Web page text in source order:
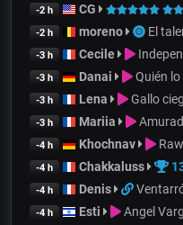
-2 h CG
-2 h moreno El
-3 h Cecile
-3 h Danai Quién
-3 h Lena Gallo
-3 h Mariia
-4 h Khochnav
-4 h Chakkaluss
-4 h Denis
-4 h Esti Angel